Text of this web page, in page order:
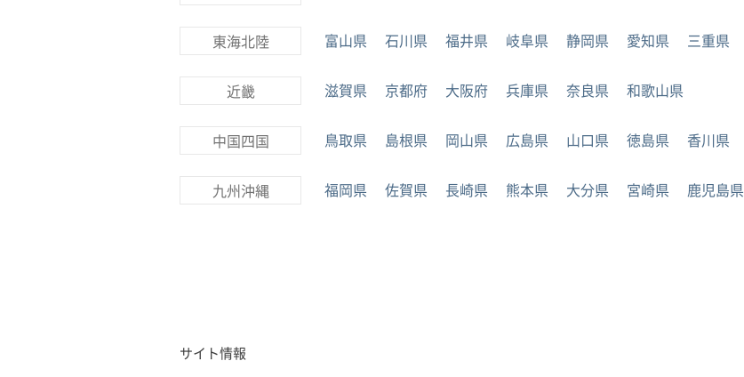
東海北陸 富山県 石川県 福井県 岐阜県 静岡県 愛知県 三重県
近畿 滋賀県 京都府 大阪府 兵庫県 奈良県 和歌山県
中国四国 鳥取県 島根県 岡山県 広島県 山口県 徳島県 香川県
九州沖縄 福岡県 佐賀県 長崎県 熊本県 大分県 宮崎県 鹿児島県
サイト情報